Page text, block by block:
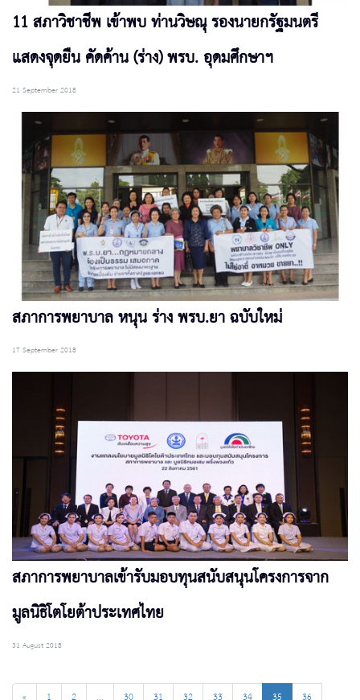
11 สภาวิชาชีพ เข้าพบ ท่านวิษณุ รองนายกรัฐมนตรี
แสดงจุดยืน คัดค้าน (ร่าง) พรบ. อุดมศึกษาฯ
21 September 2018
สภาการพยาบาล หนุน ร่าง พรบ.ยา ฉบับใหม่
17 September 2018
สภาการพยาบาลเข้ารับมอบทุนสนับสนุนโครงการจาก
มูลนิธิโตโยต้าประเทศไทย
31 August 2018